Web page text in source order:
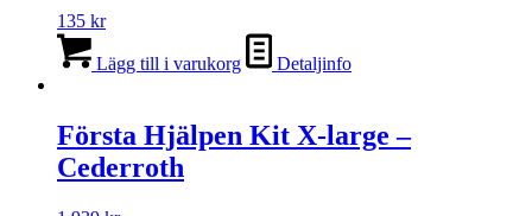
135 kr
Lägg till i varukorg Detaljinfo
Första Hjälpen Kit X-large –
Cederroth